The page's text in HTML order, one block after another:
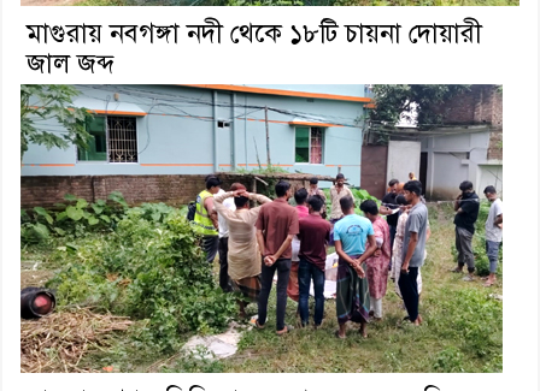
মাগুরায় নবগঙ্গা নদী থেকে ১৮টি চায়না দোয়ারী
জাল জব্দ